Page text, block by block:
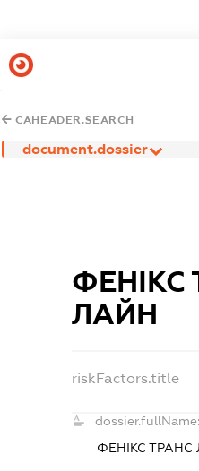
CAHEADER.SEARCH
document.dossier
ФЕНІКС
ЛАЙН
riskFactors.title
dossier.fullName:
ФЕНІКС ТРАНС